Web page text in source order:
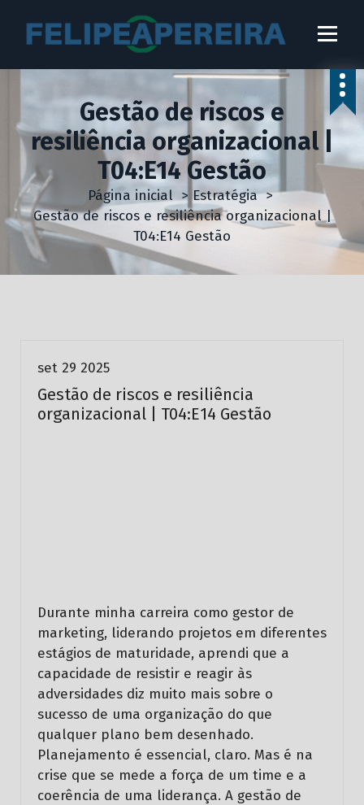
a
t
Gestão de riscos e
resiliência organizacional |
T04:E14 Gestão
Página inicial > Estratégia>
Gestão de riscos e resiliência organizacional |
T04:E14 Gestão
set 29 2025
Gestão de riscos e resiliência
organizacional | T04:E14 Gestão
Durante minha carreira como gestor de
marketing, liderando projetos em diferentes
estágios de maturidade, aprendi que a
capacidade de resistir e reagir às
adversidades diz muito mais sobre o
sucesso de uma organização do que
qualquer plano bem desenhado.
Planejamento é essencial, claro. Mas é na
crise que se mede a força de um time e a
coerência de uma liderança. A gestão de